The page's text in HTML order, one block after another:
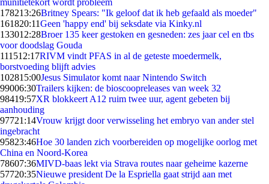
munitietekort wordt probleem
178213:26Britney Spears: "Ik geloof dat ik heb gefaald als moeder"
161820:11Geen 'happy end' bij seksdate via Kinky.nl
133012:28Broer 135 keer gestoken en gesneden: zes jaar cel en tbs
voor doodslag Gouda
111512:17RIVM vindt PFAS in al de geteste moedermelk,
borstvoeding blijft advies
102815:00Jesus Simulator komt naar Nintendo Switch
99006:30Trailers kijken: de bioscoopreleases van week 32
98419:57XR blokkeert A12 ruim twee uur, agent gebeten bij
aanhouding
97721:14Vrouw krijgt door verwisseling het embryo van ander stel
ingebracht
95823:46Hoe 30 landen zich voorbereiden op mogelijke oorlog met
China en Noord-Korea
78607:36MIVD-baas lekt via Strava routes naar geheime kazerne
57720:35Nieuwe president De la Espriella gaat strijd aan met